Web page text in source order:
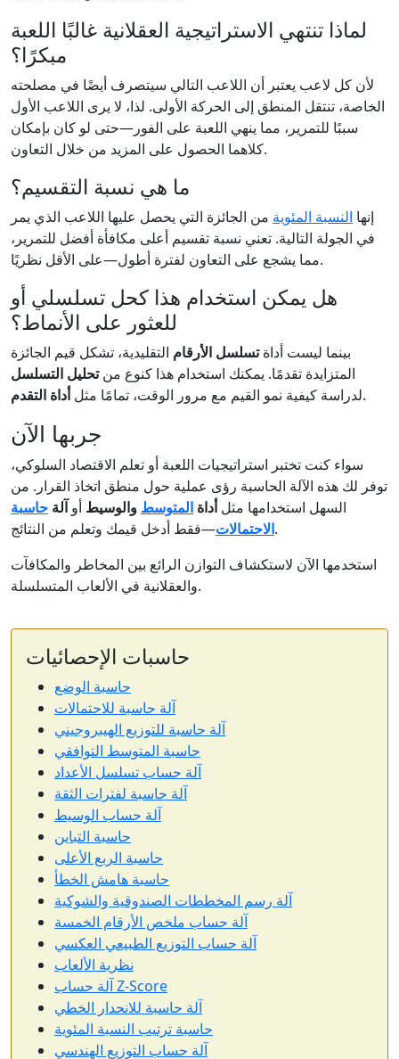
لماذا تنتهي الاستراتيجية العقلانية غالبًا اللعبة
مبكرًا؟
لأن كل لاعب يعتبر أن اللاعب التالي سيتصرف أيضًا في مصلحته
الخاصة، تنتقل المنطق إلى الحركة الأولى. لذا، لا يرى اللاعب الأول
سببًا للتمرير، مما ينهي اللعبة على الفور—حتى لو كان بإمكان
كلاهما الحصول على المزيد من خلال التعاون.
ما هي نسبة التقسيم؟
إنها النسبة المئوية من الجائزة التي يحصل عليها اللاعب الذي يمر
في الجولة التالية. تعني نسبة تقسيم أعلى مكافأة أفضل للتمرير،
مما يشجع على التعاون لفترة أطول—على الأقل نظريًا.
هل يمكن استخدام هذا كحل تسلسلي أو
للعثور على الأنماط؟
بينما ليست أداةتسلسل الأرقام التقليدية، تشكل قيم الجائزة
المتزايدة تقدمًا. يمكنك استخدام هذا كنوع منتحليل التسلسل
لدراسة كيفية نمو القيم مع مرور الوقت، تمامًا مثلأداة التقدم .
جربها الآن
سواء كنت تختبر استراتيجيات اللعبة أو تعلم الاقتصاد السلوكي،
توفر لك هذه الآلة الحاسبة رؤى عملية حول منطق اتخاذ القرار. من
السهل استخدامها مثلأداة المتوسط والوسيط أو آلة حاسبة
الاحتمالات—فقط أدخل قيمك وتعلم من النتائج.
استخدمها الآن لاستكشاف التوازن الرائع بين المخاطر والمكافآت
والعقلانية في الألعاب المتسلسلة.
حاسبات الإحصائيات
حاسبة الوضع
آلة حاسبة للاحتمالات
آلة حاسبة للتوزيع الهيبروجيني
حاسبة المتوسط التوافقي
آلة حساب تسلسل الأعداد
آلة حاسبة لفترات الثقة
آلة حساب الوسيط
حاسبة التباين
حاسبة الربع الأعلى
حاسبة هامش الخطأ
آلة رسم المخططات الصندوقية والشوكية
آلة حساب ملخص الأرقام الخمسة
آلة حساب التوزيع الطبيعي العكسي
نظرية الألعاب
آلة حساب Z-Score
آلة حاسبة للانحدار الخطي
حاسبة ترتيب النسبة المئوية
آلة حساب التوزيع الهندسي